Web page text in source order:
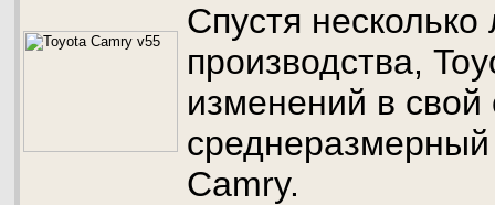
Спустя
производства,
изменений в
Camry.